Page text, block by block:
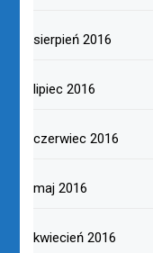
sierpień 2016
lipiec 2016
czerwiec 2016
maj 2016
kwiecień 2016